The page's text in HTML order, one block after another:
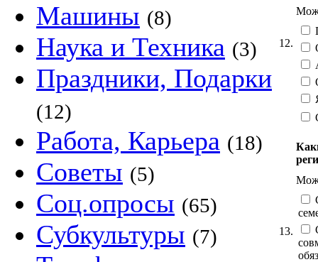
Машины (8)
Наука и Техника (3)
Праздники, Подарки
(12)
Работа, Карьера (18)
Советы (5)
Соц.опросы (65)
Субкультуры (7)
12.
13.